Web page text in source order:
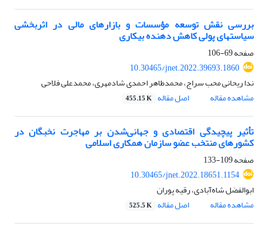
بررسی نقش توسعه مؤسسات و بازارهای مالی در اثربخشی
سیاستهای پولی کاهش دهنده بیکاری
صفحه69-106
10.30465/jnet.2022.39693.1860
ندا ریحانی محب سراج، محمدطاهر احمدی شادمهری، محمدعلی فلاحی
مشاهده مقاله
اصل مقاله 455.15 K
تأثیر پیچیدگی اقتصادی و جهانی‌شدن بر مهاجرت نخبگان در
کشورهای منتخب عضو سازمان همکاری اسلامی
صفحه109-133
10.30465/jnet.2022.18651.1154
ابوالفضل شاه‌آبادی، رقیه پوران
مشاهده مقاله
اصل مقاله 525.5 K